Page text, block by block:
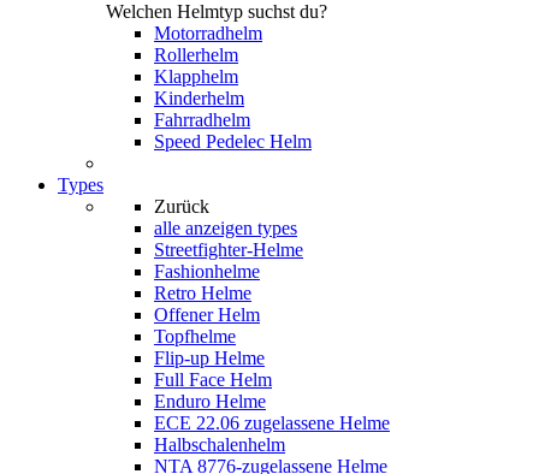
Welchen Helmtyp suchst du?
Motorradhelm
Rollerhelm
Klapphelm
Kinderhelm
Fahrradhelm
Speed Pedelec Helm
Types
Zurück
alle anzeigen types
Streetfighter-Helme
Fashionhelme
Retro Helme
Offener Helm
Topfhelme
Flip-up Helme
Full Face Helm
Enduro Helme
ECE 22.06 zugelassene Helme
Halbschalenhelm
NTA 8776-zugelassene Helme